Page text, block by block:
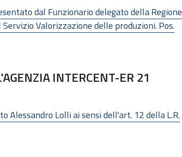
dal Funzionario delegato della Regione
Valorizzazione delle produzioni. Pos.
INTERCENT-ER 21
Alessandro Lolli ai sensi dell'art. 12 della L.R.